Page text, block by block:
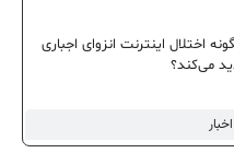
اختلال اینترنت انزوای اجباری
می‌کند؟